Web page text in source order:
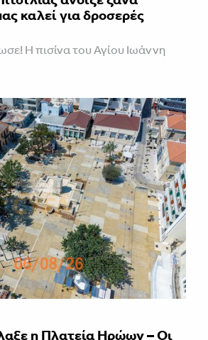
καλεί για δροσερές
Η πισίνα του Αγίου Ιωάννη
η Πλατεία Ηρώων – Οι